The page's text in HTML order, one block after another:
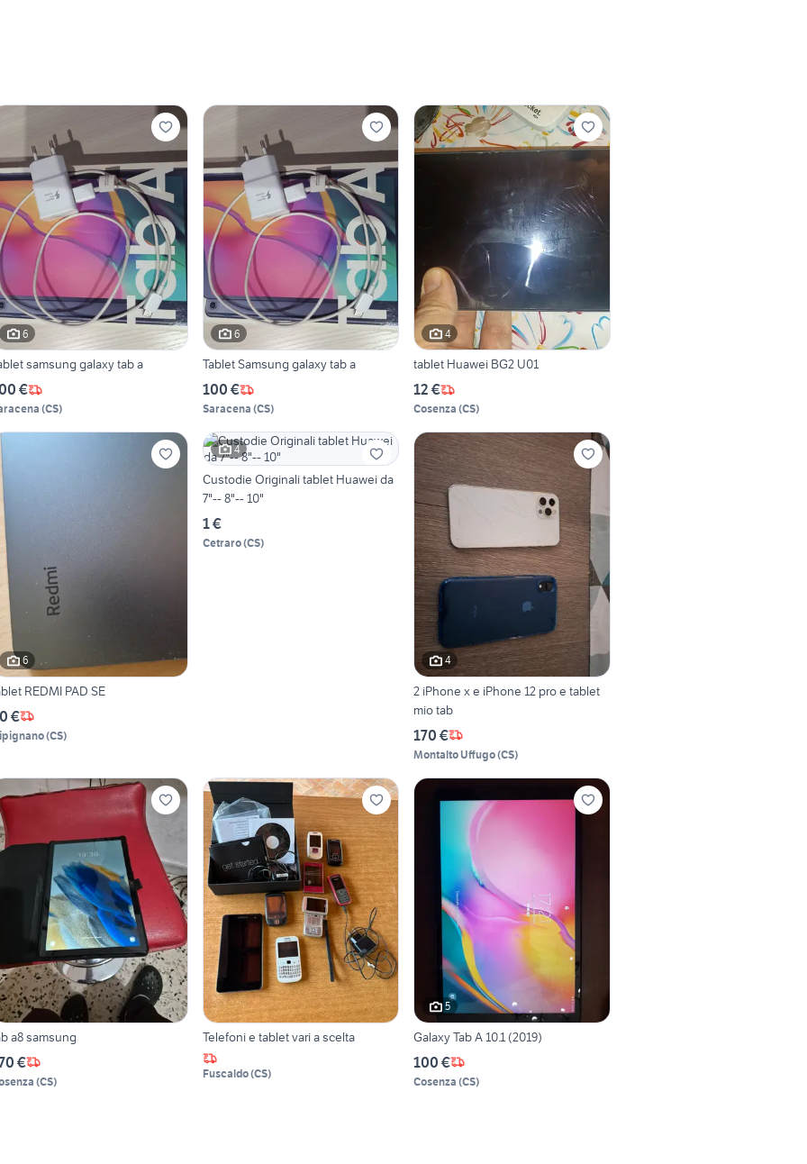
6
samsung galaxy tab a
€
(CS)
6
Tablet Samsung galaxy tab a
100 €
Saracena (CS)
4
tablet Huawei BG2 U01
12 €
Cosenza (CS)
6
REDMI PAD SE
€
(CS)
4
Custodie Originali tablet Huawei da
7"-- 8"-- 10"
1 €
Cetraro(CS)
4
2 iPhone x e iPhone 12 pro e tablet
mio tab
170 €
Montalto Uffugo(CS)
a8 samsung
€
(CS)
Telefoni e tablet vari a scelta
Fuscaldo(CS)
5
Galaxy Tab A 10.1 (2019)
100 €
Cosenza (CS)